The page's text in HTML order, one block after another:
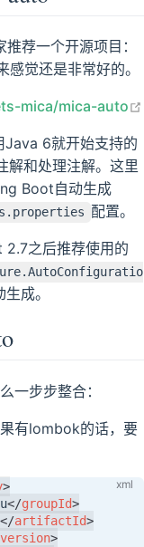
荐一个开源项目：
觉还是非常好的。
mica/mica-auto
6就开始支持的
和处理注解。这里
Boot自动生成
配置。
之后推荐使用的
成。
一步步整合：
有lombok的话，要
>
</groupId>
</artifactId>
version>